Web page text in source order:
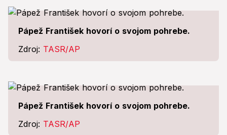
Pápež František hovorí o svojom pohrebe.
Zdroj: TASR/AP
Pápež František hovorí o svojom pohrebe.
Zdroj: TASR/AP